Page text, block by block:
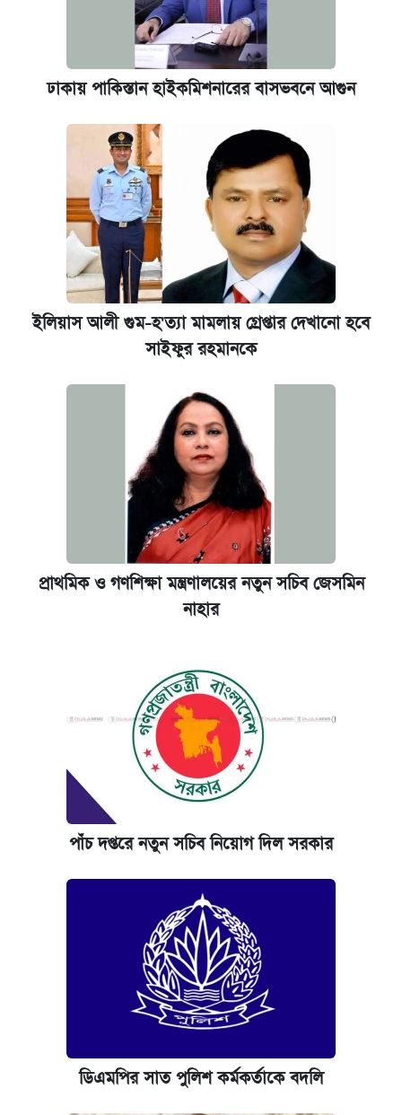
ঢাকায় পাকিস্তান হাইকমিশনারের বাসভবনে আগুন
ইলিয়াস আলী গুম-হ'ত্যা মামলায় গ্রেপ্তার দেখানো হবে
সাইফুর রহমানকে
প্রাথমিক ও গণশিক্ষা মন্ত্রণালয়ের নতুন সচিব জেসমিন
নাহার
পাঁচ দপ্তরে নতুন সচিব নিয়োগ দিল সরকার
ডিএমপির সাত পুলিশ কর্মকর্তাকে বদলি